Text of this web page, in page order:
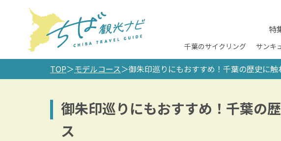
特
千葉のサイクリング サンキ
TOP モデルコース 御朱印巡りにもおすすめ！千葉の歴史に
御朱印巡りにもおすすめ！千葉の
ス